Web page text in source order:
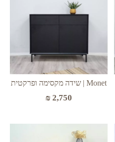
Monet | שידה מקסימה ופרקטית
₪2,750